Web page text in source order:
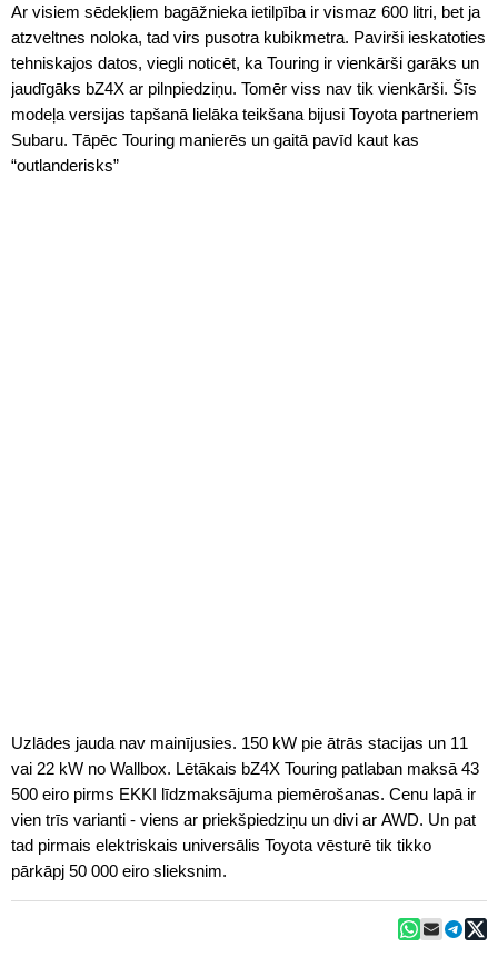
Ar visiem sēdekļiem bagāžnieka ietilpība ir vismaz 600 litri, bet ja
atzveltnes noloka, tad virs pusotra kubikmetra. Pavirši ieskatoties
tehniskajos datos, viegli noticēt, ka Touring ir vienkārši garāks un
jaudīgāks bZ4X ar pilnpiedziņu. Tomēr viss nav tik vienkārši. Šīs
modeļa versijas tapšanā lielāka teikšana bijusi Toyota partneriem
Subaru. Tāpēc Touring manierēs un gaitā pavīd kaut kas
“outlanderisks”
Uzlādes jauda nav mainījusies. 150 kW pie ātrās stacijas un 11
vai 22 kW no Wallbox. Lētākais bZ4X Touring patlaban maksā 43
500 eiro pirms EKKI līdzmaksājuma piemērošanas. Cenu lapā ir
vien trīs varianti - viens ar priekšpiedziņu un divi ar AWD. Un pat
tad pirmais elektriskais universālis Toyota vēsturē tik tikko
pārkāpj 50 000 eiro slieksnim.